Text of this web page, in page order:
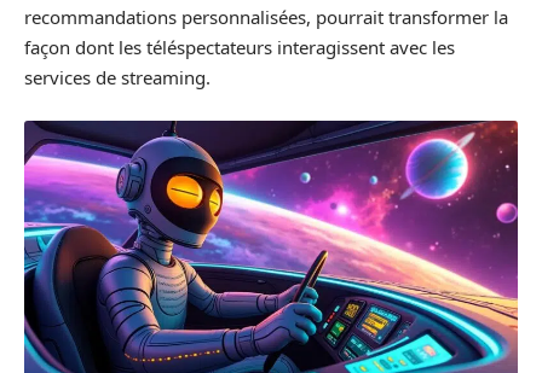
recommandations personnalisées, pourrait transformer la
façon dont les téléspectateurs interagissent avec les
services de streaming.